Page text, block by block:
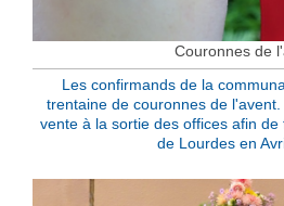
Couronnes de
Les confirmands de la
trentaine de couronnes de
vente à la sortie des offices afin
de Lourdes en